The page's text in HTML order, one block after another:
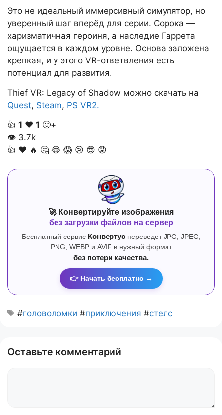
Это не идеальный иммерсивный симулятор, но
уверенный шаг вперёд для серии. Сорока —
харизматичная героиня, а наследие Гаррета
ощущается в каждом уровне. Основа заложена
крепкая, и у этого VR-ответвления есть
потенциал для развития.
Thief VR: Legacy of Shadow можно скачать на
Quest, Steam, PS VR2.
👍 1 ❤️ 1 🙂+
👁 3.7k
👍 ❤️ 🔥 🤔 😂 😱 😢 😎 😡
🚀 Конвертируйте изображения
без загрузки файлов на сервер
Бесплатный сервис Конвертуспереведет JPG, JPEG,
PNG, WEBP и AVIF в нужный формат
без потери качества.
👉 Начать бесплатно →
#головоломки #приключения #стелс
Оставьте комментарий